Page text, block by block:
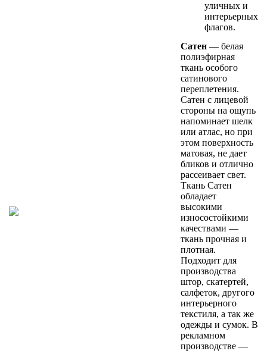
уличных и
интерьерных
флагов.
Сатен — белая
полиэфирная
ткань особого
сатинового
переплетения.
Сатен с лицевой
стороны на ощупь
напоминает шелк
или атлас, но при
этом поверхность
матовая, не дает
бликов и отлично
рассеивает свет.
Ткань Сатен
обладает
высокими
износостойкими
качествами —
ткань прочная и
плотная.
Подходит для
производства
штор, скатертей,
салфеток, другого
интерьерного
текстиля, а так же
одежды и сумок. В
рекламном
производстве —